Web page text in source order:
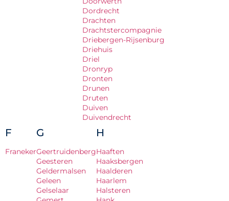
Dordrecht
Drachten
Drachtstercompagnie
Driebergen-Rijsenburg
Driehuis
Driel
Dronryp
Dronten
Drunen
Druten
Duiven
Duivendrecht
F
Franeker
G
Geertruidenberg
Geesteren
Geldermalsen
Geleen
Gelselaar
H
Haaften
Haaksbergen
Haalderen
Haarlem
Halsteren